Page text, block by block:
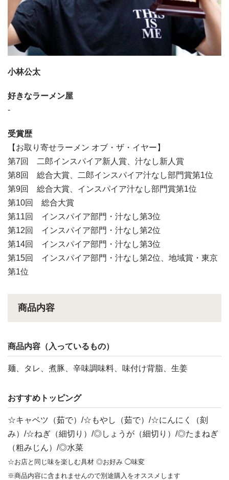
小林公太
好きなラーメン屋
-
受賞歴
【お取り寄せラーメン オブ・ザ・イヤー】
第7回 二郎インスパイア新人賞、汁なし新人賞
第8回 総合大賞、二郎インスパイア汁なし部門賞第1位
第9回 総合大賞、インスパイア汁なし部門賞第1位
第10回 総合大賞
第11回 インスパイア部門・汁なし第3位
第12回 インスパイア部門・汁なし第2位
第14回 インスパイア部門・汁なし第3位
第15回 インスパイア部門・汁なし第2位、地域賞・東京
第1位
商品内容
商品内容（入っているもの）
麺、タレ、煮豚、辛味調味料、味付け背脂、生姜
おすすめトッピング
☆キャベツ（茹で）/☆もやし（茹で）/☆にんにく（刻
み）/☆ねぎ（細切り）/◎しょうが（細切り）/◎たまねぎ
（粗みじん）/◎水菜
☆お店と同じ味を楽しむ具材 ◎お好み ◯味変
※商品内容に含まれませんので別途購入をオススメします